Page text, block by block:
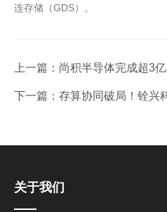
连存储（GDS）。
上一篇： 尚积半导体完成超3
下一篇： 存算协同破局！铨兴
关于我们